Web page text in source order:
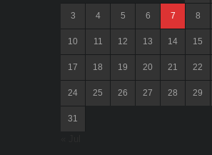
3 4 5 6 7 8
10 11 12 13 14 15
17 18 19 20 21 22
24 25 26 27 28 29
31